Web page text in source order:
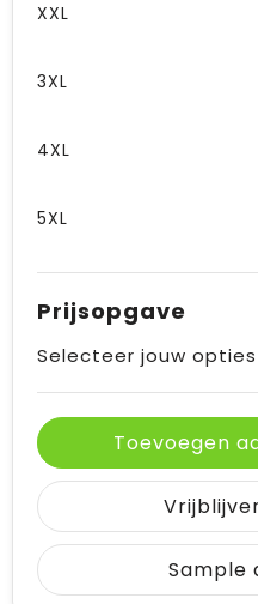
XXL
3XL
4XL
5XL
Prijsopgave
Selecteer jouw
Toevoegen
Sample